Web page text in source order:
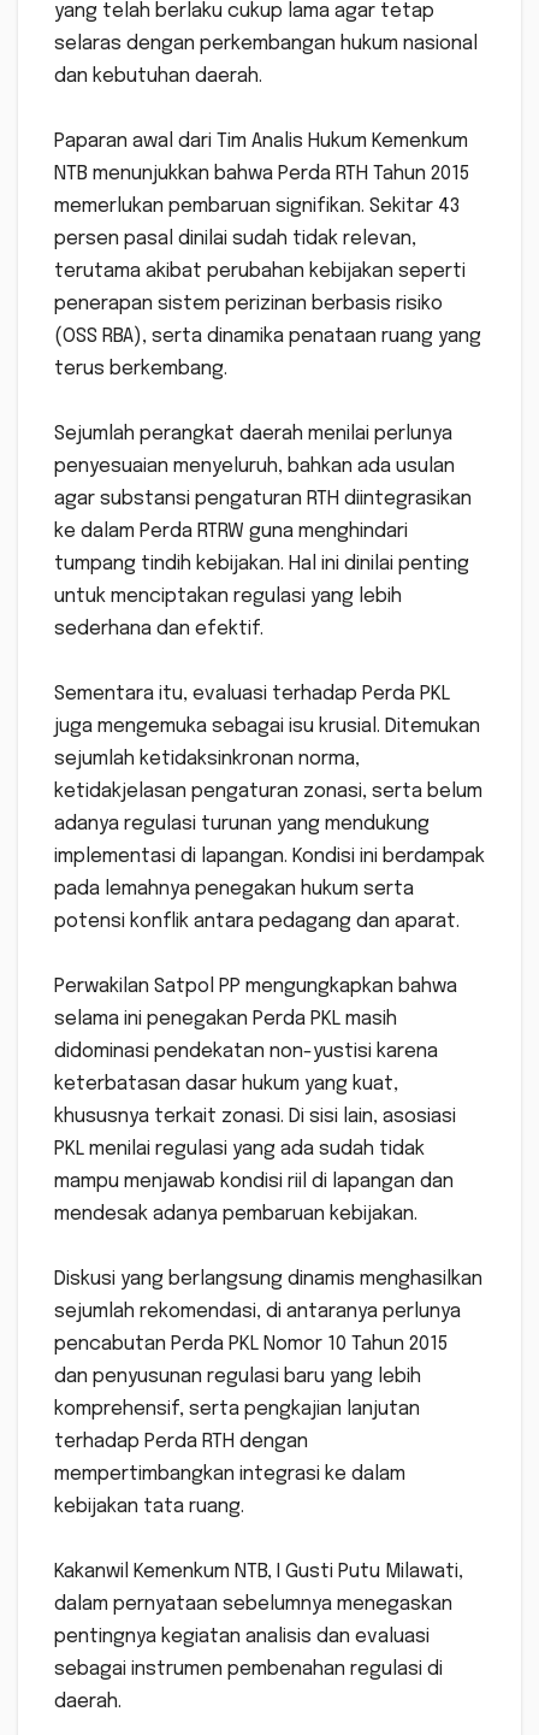
yang telah berlaku cukup lama agar tetap
selaras dengan perkembangan hukum nasional
dan kebutuhan daerah.
‎Paparan awal dari Tim Analis Hukum Kemenkum
NTB menunjukkan bahwa Perda RTH Tahun 2015
memerlukan pembaruan signifikan. Sekitar 43
persen pasal dinilai sudah tidak relevan,
terutama akibat perubahan kebijakan seperti
penerapan sistem perizinan berbasis risiko
(OSS RBA), serta dinamika penataan ruang yang
terus berkembang.
‎Sejumlah perangkat daerah menilai perlunya
penyesuaian menyeluruh, bahkan ada usulan
agar substansi pengaturan RTH diintegrasikan
ke dalam Perda RTRW guna menghindari
tumpang tindih kebijakan. Hal ini dinilai penting
untuk menciptakan regulasi yang lebih
sederhana dan efektif.
‎Sementara itu, evaluasi terhadap Perda PKL
juga mengemuka sebagai isu krusial. Ditemukan
sejumlah ketidaksinkronan norma,
ketidakjelasan pengaturan zonasi, serta belum
adanya regulasi turunan yang mendukung
implementasi di lapangan. Kondisi ini berdampak
pada lemahnya penegakan hukum serta
potensi konflik antara pedagang dan aparat.
‎Perwakilan Satpol PP mengungkapkan bahwa
selama ini penegakan Perda PKL masih
didominasi pendekatan non-yustisi karena
keterbatasan dasar hukum yang kuat,
khususnya terkait zonasi. Di sisi lain, asosiasi
PKL menilai regulasi yang ada sudah tidak
mampu menjawab kondisi riil di lapangan dan
mendesak adanya pembaruan kebijakan.
‎Diskusi yang berlangsung dinamis menghasilkan
sejumlah rekomendasi, di antaranya perlunya
pencabutan Perda PKL Nomor 10 Tahun 2015
dan penyusunan regulasi baru yang lebih
komprehensif, serta pengkajian lanjutan
terhadap Perda RTH dengan
mempertimbangkan integrasi ke dalam
kebijakan tata ruang.
‎Kakanwil Kemenkum NTB, I Gusti Putu Milawati,
dalam pernyataan sebelumnya menegaskan
pentingnya kegiatan analisis dan evaluasi
sebagai instrumen pembenahan regulasi di
daerah.